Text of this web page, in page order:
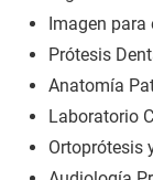
Imagen para
Prótesis
Anatomía
Laboratorio
Ortoprótesis